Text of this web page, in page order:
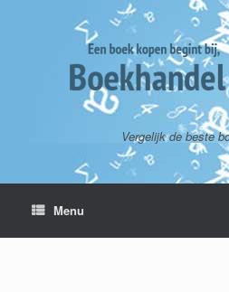
Vergelijk de beste
Menu